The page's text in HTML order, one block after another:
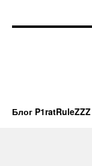
Блог P1ratRuleZZZ